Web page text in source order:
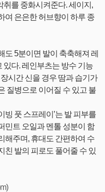
를 중화시켜준다. 세이지,
여 은은한 허브향이 하루 종
도 5분이면 발이 축축해져 레
다. 레인부츠는 방수 기능
시간 신을 경우 땀과 습기가
질병으로 이어질 수 있고 불
빙 풋 스프레이’는 발 피부를
민트 오일과 멘톨 성분이 함
해주며, 휴대도 간편하여 수
친 발의 피로도 풀어줄 수 있